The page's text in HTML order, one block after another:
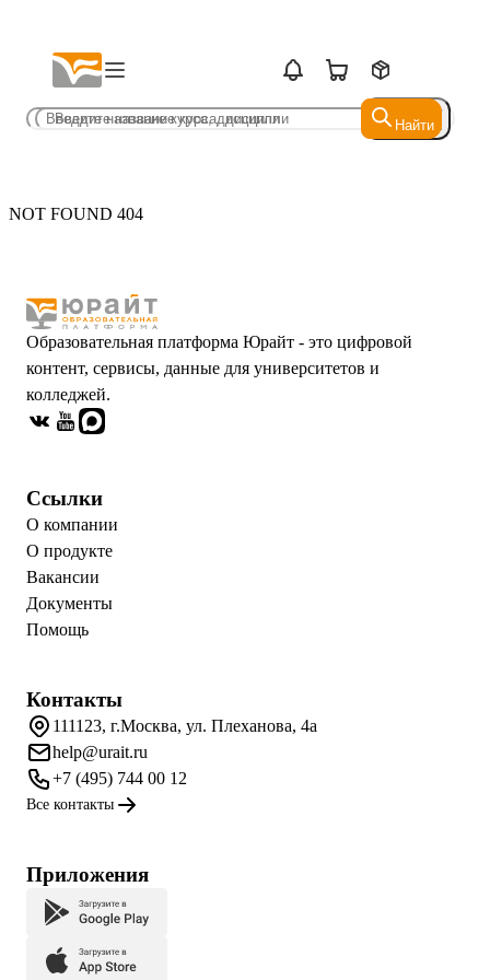
Найти
Найти
NOT FOUND 404
Образовательная платформа Юрайт - это цифровой
контент, сервисы, данные для университетов и
колледжей.
Ссылки
О компании
О продукте
Вакансии
Документы
Помощь
Контакты
111123, г.Москва, ул. Плеханова, 4а
help@urait.ru
+7 (495) 744 00 12
Все контакты
Приложения